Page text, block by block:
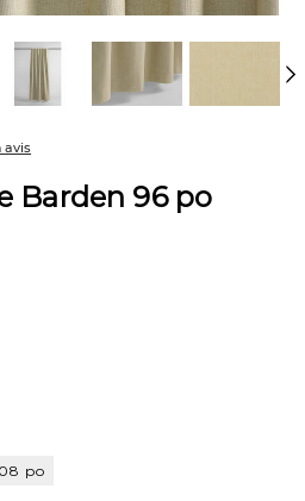
Barden 96 po
avis
po